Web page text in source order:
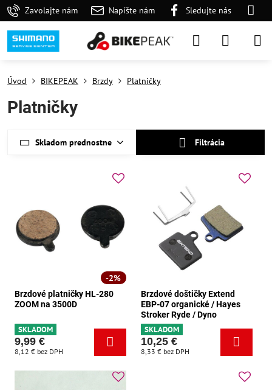
Zavolajte nám Napíšte nám Sledujte nás
Úvod BIKEPEAK Brzdy Platničky
Platničky
Skladom prednostne Filtrácia
2%
Brzdové platničky HL-280
ZOOM na 3500D
SKLADOM
9,99 €
8,12 € bez DPH
Brzdové doštičky Extend
EBP-07 organické / Hayes
Stroker Ryde / Dyno
SKLADOM
10,25 €
8,33 € bez DPH